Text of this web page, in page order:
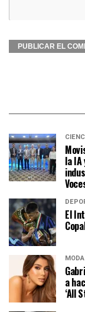
la IA
El
MODA
a
‘All